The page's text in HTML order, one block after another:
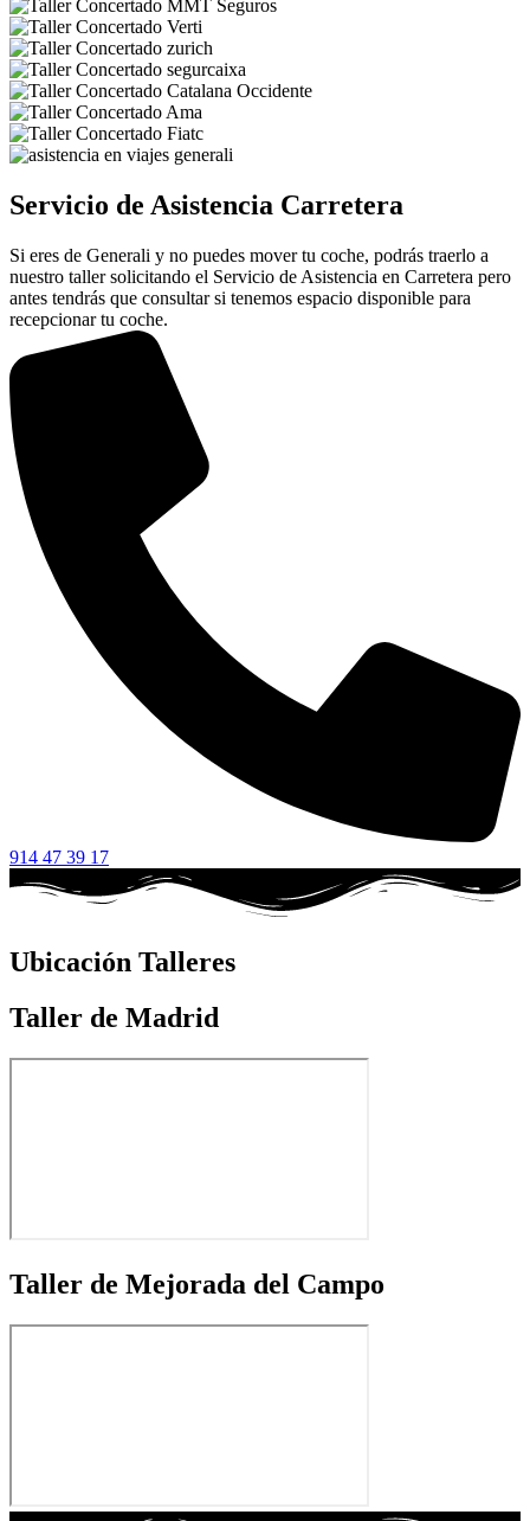
Servicio de Asistencia Carretera
Si eres de Generali y no puedes mover tu coche, podrás traerlo a
nuestro taller solicitando el Servicio de Asistencia en Carretera pero
antes tendrás que consultar si tenemos espacio disponible para
recepcionar tu coche.
914 47 39 17
Ubicación Talleres
Taller de Madrid
Taller de Mejorada del Campo